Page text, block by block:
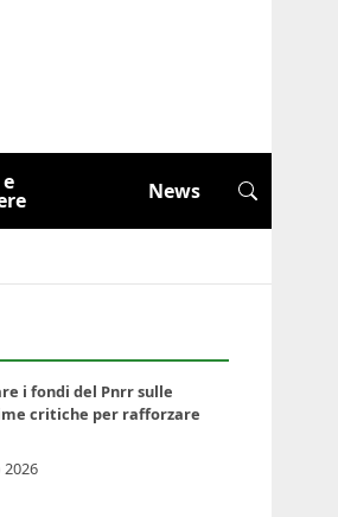
News
i fondi del Pnrr sulle
critiche per rafforzare